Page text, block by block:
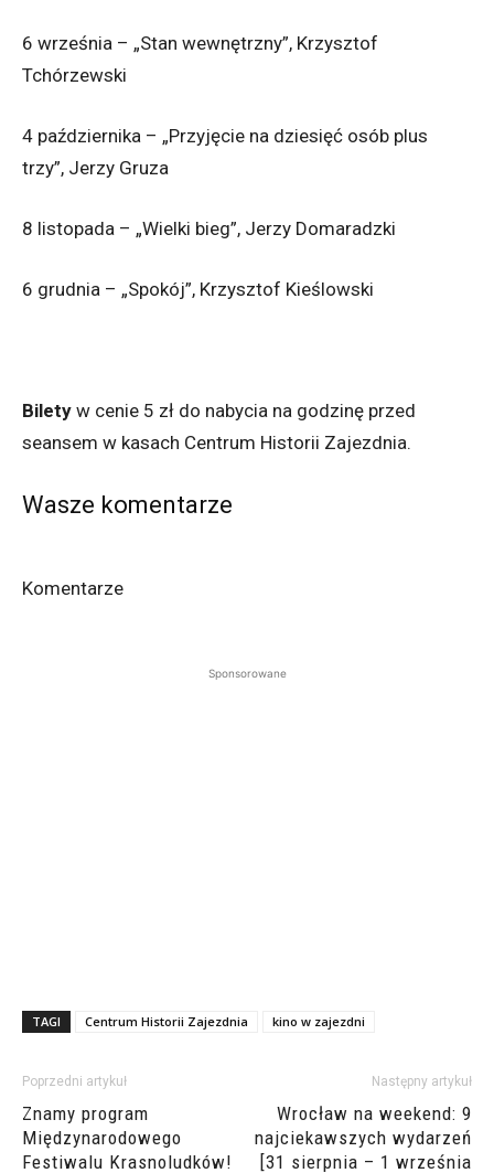
6 września – „Stan wewnętrzny”, Krzysztof
Tchórzewski
4 października – „Przyjęcie na dziesięć osób plus
trzy”, Jerzy Gruza
8 listopada – „Wielki bieg”, Jerzy Domaradzki
6 grudnia – „Spokój”, Krzysztof Kieślowski
Bilety w cenie 5 zł do nabycia na godzinę przed
seansem w kasach Centrum Historii Zajezdnia.
Wasze komentarze
Komentarze
Sponsorowane
TAGI Centrum Historii Zajezdnia kino w zajezdni
Poprzedni artykuł
Znamy program
Międzynarodowego
Festiwalu Krasnoludków!
Następny artykuł
Wrocław na weekend: 9
najciekawszych wydarzeń
[31 sierpnia – 1 września